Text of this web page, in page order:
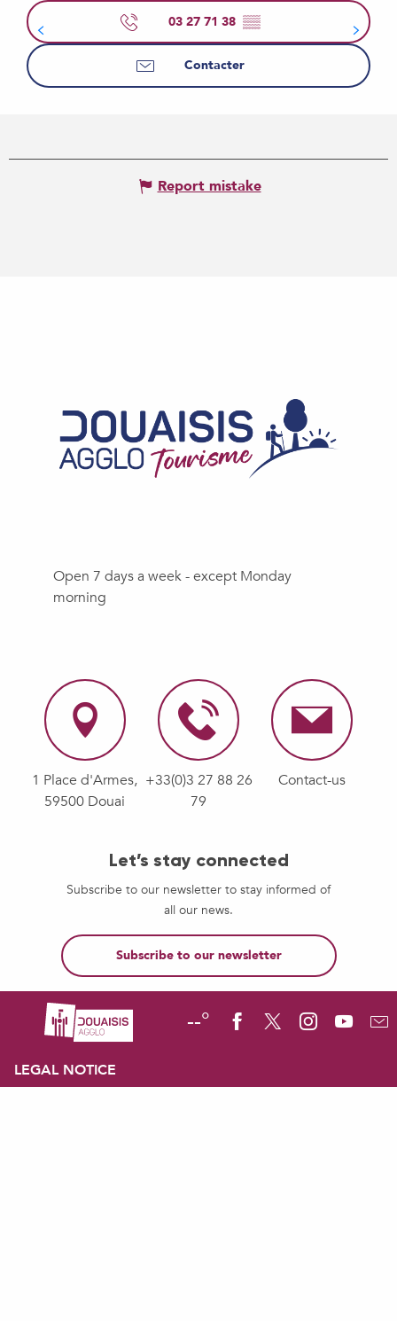
03 27 71 38 ▒▒
Contacter
Report mistake
Open 7 days a week - except Monday
morning
1 Place d'Armes,
59500 Douai
+33(0)3 27 88 26
79
Contact-us
Let’s stay connected
Subscribe to our newsletter to stay informed of
all our news.
Subscribe to our newsletter
--°
LEGAL NOTICE